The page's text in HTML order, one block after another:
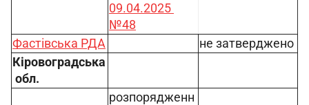
09.04.2025
№48
Фастівська РДА
не затверджено
Кіровоградська
обл.
розпорядженн